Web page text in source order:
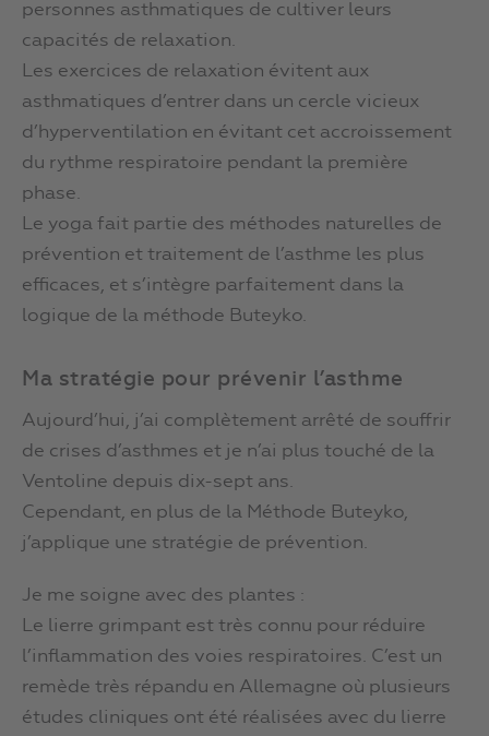
personnes asthmatiques de cultiver leurs
capacités de relaxation.
Les exercices de relaxation évitent aux
asthmatiques d’entrer dans un cercle vicieux
d’hyperventilation en évitant cet accroissement
du rythme respiratoire pendant la première
phase.
Le yoga fait partie des méthodes naturelles de
prévention et traitement de l’asthme les plus
efficaces, et s’intègre parfaitement dans la
logique de la méthode Buteyko.
Ma stratégie pour prévenir l’asthme
Aujourd’hui, j’ai complètement arrêté de souffrir
de crises d’asthmes et je n’ai plus touché de la
Ventoline depuis dix-sept ans.
Cependant, en plus de la Méthode Buteyko,
j’applique une stratégie de prévention.
Je me soigne avec des plantes :
Le lierre grimpant est très connu pour réduire
l’inflammation des voies respiratoires. C’est un
remède très répandu en Allemagne où plusieurs
études cliniques ont été réalisées avec du lierre